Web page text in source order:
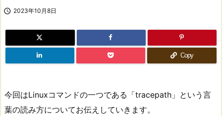
 2023年10月8日
Copy
今回はLinuxコマンドの一つである「tracepath」という言
葉の読み方についてお伝えしていきます。